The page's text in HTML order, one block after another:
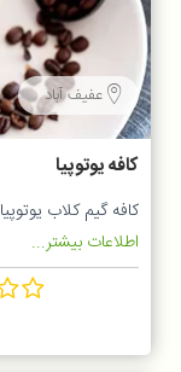
عفیف آباد
کافه یوتوپیا
کافه گیم کلاب یوتوپیا
اطلاعات بیشتر...